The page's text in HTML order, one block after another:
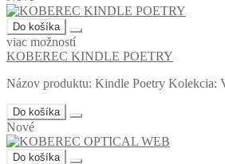
Do košíka
viac možností
KOBEREC KINDLE POETRY
Názov produktu: Kindle Poetry Kolekcia:
Do košíka
Nové
Do košíka